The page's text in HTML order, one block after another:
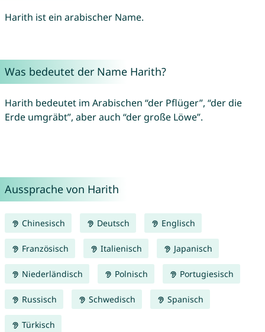
Harith ist ein arabischer Name.
Was bedeutet der Name Harith?
Harith bedeutet im Arabischen “der Pflüger”, “der die
Erde umgräbt”, aber auch “der große Löwe”.
Aussprache von Harith
Chinesisch Deutsch Englisch
Französisch Italienisch Japanisch
Niederländisch Polnisch Portugiesisch
Russisch Schwedisch Spanisch
Türkisch